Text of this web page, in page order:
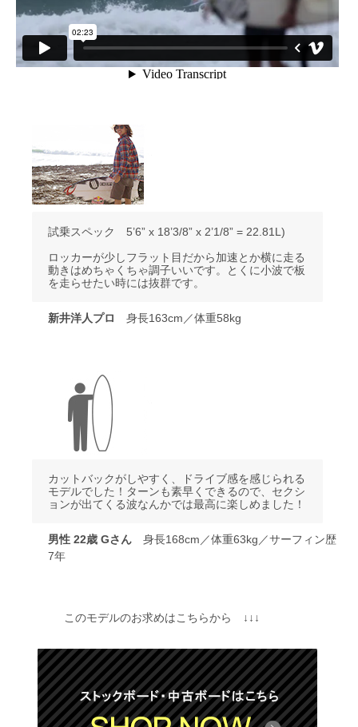
試乗スペック 5’6” x 18’3/8” x 2’1/8” = 22.81L)
ロッカーが少しフラット目だから加速とか横に走る
動きはめちゃくちゃ調子いいです。とくに小波で板
を走らせたい時には抜群です。
新井洋人プロ 身長163cm／体重58kg
カットバックがしやすく、ドライブ感を感じられる
モデルでした！ターンも素早くできるので、セクシ
ョンが出てくる波なんかでは最高に楽しめました！
男性 22歳 Gさん 身長168cm／体重63kg／サーフィン歴
7年
このモデルのお求めはこちらから ↓↓↓